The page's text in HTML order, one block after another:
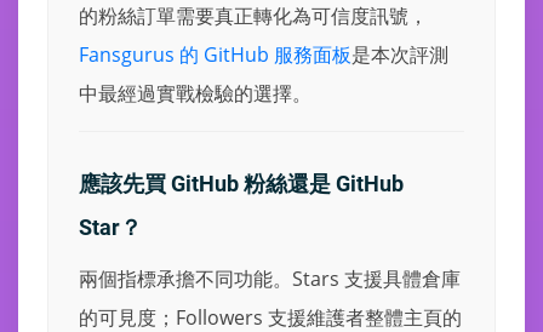
的粉絲訂單需要真正轉化為可信度訊號，
Fansgurus 的 GitHub 服務面板是本次評測
中最經過實戰檢驗的選擇。
應該先買 GitHub 粉絲還是 GitHub
Star？
兩個指標承擔不同功能。Stars 支援具體倉庫
的可見度；Followers 支援維護者整體主頁的